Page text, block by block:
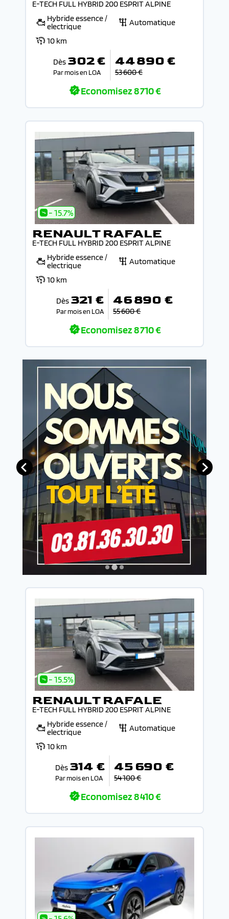
E-TECH FULL HYBRID 200 ESPRIT ALPINE
Hybride essence /
electrique
Automatique
10 km
Dès 302 €
Par mois en LOA
44 890 €
53 600 €
Economisez8 710 €
- 15.7%
RENAULT RAFALE
E-TECH FULL HYBRID 200 ESPRIT ALPINE
Hybride essence /
electrique
Automatique
10 km
Dès 321 €
Par mois en LOA
46 890 €
55 600 €
Economisez8 710 €
- 15.5%
RENAULT RAFALE
E-TECH FULL HYBRID 200 ESPRIT ALPINE
Hybride essence /
electrique
Automatique
10 km
Dès 314 €
Par mois en LOA
45 690 €
54 100 €
Economisez8 410 €